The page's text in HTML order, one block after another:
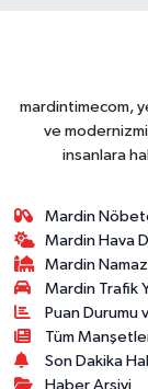
mardintimecom,
ve
insanlara
Mardin
Mardin Hava
Mardin
Mardin Trafik
Puan Durumu
Tüm
Son Dakika
Haber Arşivi